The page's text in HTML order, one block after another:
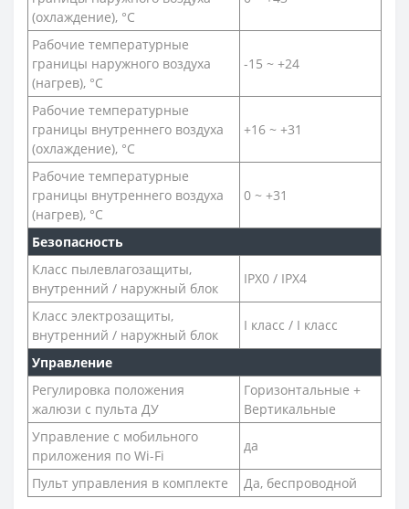
(охлаждение), °C
Рабочие температурные
границы наружного воздуха
(нагрев), °C
-15 ~ +24
Рабочие температурные
границы внутреннего воздуха
(охлаждение), °C
+16 ~ +31
Рабочие температурные
границы внутреннего воздуха
(нагрев), °C
0 ~ +31
Безопасность
Класс пылевлагозащиты,
внутренний / наружный блок
IPX0 / IPX4
Класс электрозащиты,
внутренний / наружный блок
I класс / I класс
Управление
Регулировка положения
жалюзи с пульта ДУ
Горизонтальные +
Вертикальные
Управление c мобильного
приложения по Wi-Fi
да
Пульт управления в комплекте Да, беспроводной